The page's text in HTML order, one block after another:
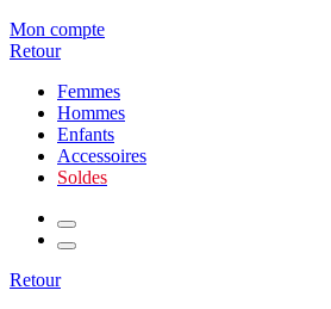
Mon compte
Retour
Femmes
Hommes
Enfants
Accessoires
Soldes
Retour